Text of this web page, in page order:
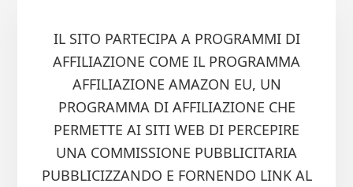
IL SITO PARTECIPA A PROGRAMMI DI
AFFILIAZIONE COME IL PROGRAMMA
AFFILIAZIONE AMAZON EU, UN
PROGRAMMA DI AFFILIAZIONE CHE
PERMETTE AI SITI WEB DI PERCEPIRE
UNA COMMISSIONE PUBBLICITARIA
PUBBLICIZZANDO E FORNENDO LINK AL